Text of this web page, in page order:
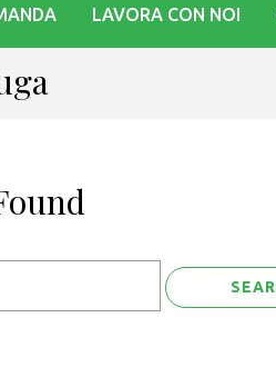
LAVORA CON NOI